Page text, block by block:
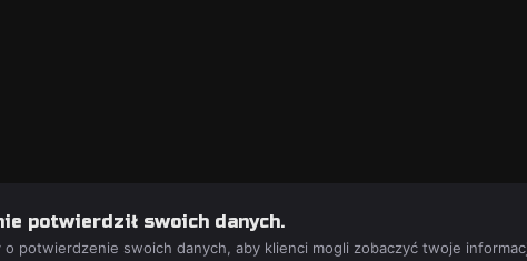
potwierdził swoich danych.
potwierdzenie swoich danych, aby klienci mogli zobaczyć twoje